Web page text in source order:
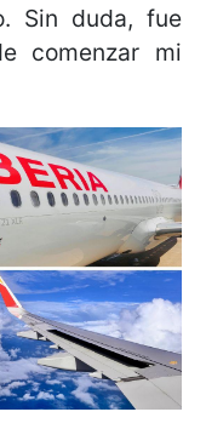
Sin duda, fue
comenzar mi